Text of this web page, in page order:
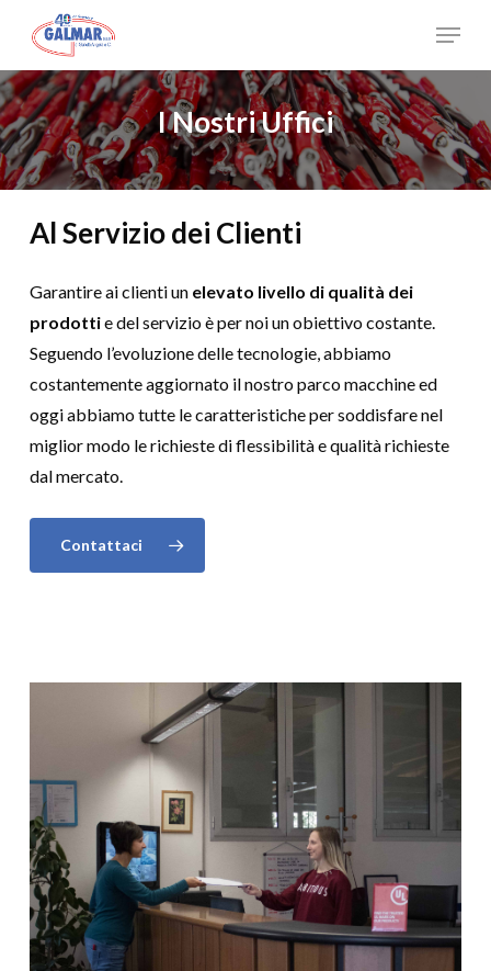
main
content
Menu
I Nostri Uffici
AlServiziodei Clienti
Garantire ai clienti un elevato livello di qualità dei
prodottie del servizio è per noi un obiettivo costante.
Seguendo l’evoluzione delle tecnologie, abbiamo
costantemente aggiornato il nostro parco macchine ed
oggi abbiamo tutte le caratteristiche per soddisfare nel
miglior modo le richieste di flessibilità e qualità richieste
dal mercato.
Contattaci
Close
Menu